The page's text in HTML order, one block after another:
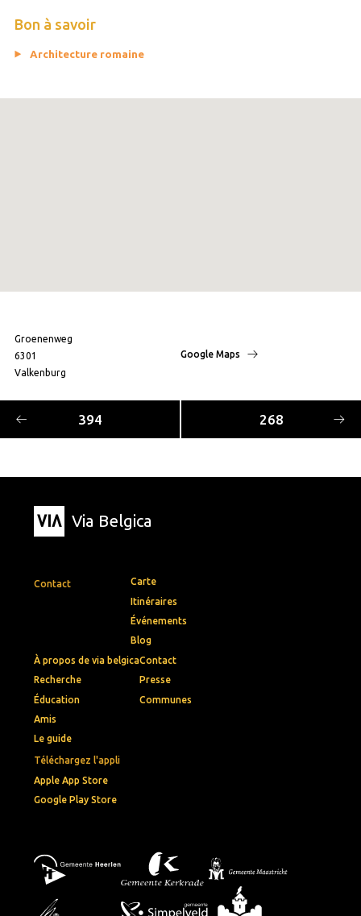
Bon à savoir
Architecture romaine
Groenenweg
6301
Valkenburg
Google Maps
394 268
Via Belgica
Contact
Téléchargez l'appli
Apple App Store
Google Play Store
Carte
Itinéraires
Événements
Blog
À propos de via belgica
Recherche
Éducation
Amis
Le guide
Contact
Presse
Communes